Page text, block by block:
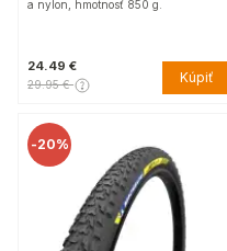
a nylon, hmotnosť 850 g.
24.49 €
29.95 € Kúpiť
-20%